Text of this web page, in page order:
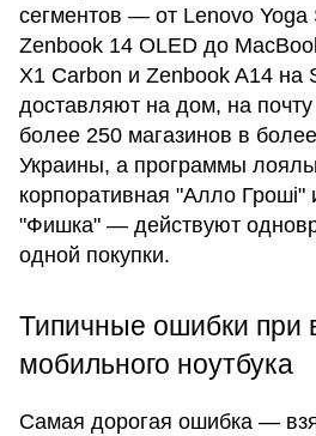
сегментов — от Lenovo Yoga
Zenbook 14 OLED до
X1 Carbon и Zenbook A14 на
доставляют на дом, на
более 250 магазинов в
Украины, а программы
корпоративная "Алло Гроші"
"Фишка" — действуют
одной покупки.
Типичные ошибки при
мобильного ноутбука
Самая дорогая ошибка —